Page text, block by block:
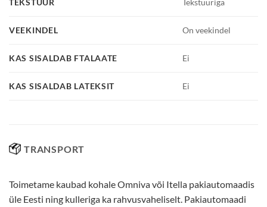
TEKSTUUR Tekstuuriga
VEEKINDEL On veekindel
KAS SISALDAB FTALAATE Ei
KAS SISALDAB LATEKSIT Ei
TRANSPORT
Toimetame kaubad kohale Omniva või Itella pakiautomaadis
üle Eesti ning kulleriga ka rahvusvaheliselt. Pakiautomaadi